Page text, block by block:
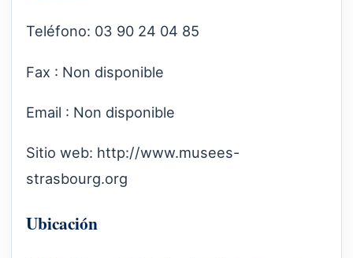
Teléfono: 03 90 24 04 85
Fax : Non disponible
Email : Non disponible
Sitio web: http://www.musees-
strasbourg.org
Ubicación